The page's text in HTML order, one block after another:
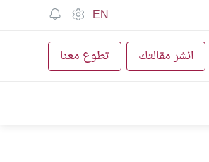
EN
انشر مقالتك تطوع معنا